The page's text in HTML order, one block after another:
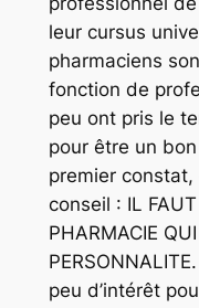
leur cursus
pharmaciens
fonction de
peu ont pris le
pour être un
premier
conseil : IL FAUT
PHARMACIE
peu d’intérêt